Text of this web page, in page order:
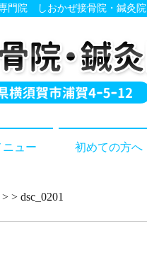
門院 しおかぜ接骨院・鍼灸院
ュー 初めての方へ
> > dsc_0201